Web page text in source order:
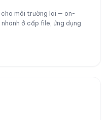
môi trường lai — on-
ở cấp file, ứng dụng